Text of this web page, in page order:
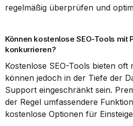
regelmäßig überprüfen und
Können kostenlose SEO-Tools mit
konkurrieren?
Kostenlose SEO-Tools bieten oft
können jedoch in der Tiefe der
Support eingeschränkt sein.
der Regel umfassendere
kostenlose Optionen für